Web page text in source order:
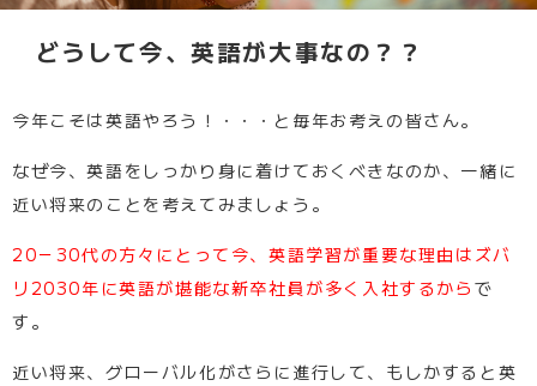
どうして今、英語が大事なの？？
今年こそは英語やろう！・・・と毎年お考えの皆さん。
なぜ今、英語をしっかり身に着けておくべきなのか、一緒に
近い将来のことを考えてみましょう。
20－30代の方々にとって今、英語学習が重要な理由はズバ
リ2030年に英語が堪能な新卒社員が多く入社するから で
す。
近い将来、グローバル化がさらに進行して、もしかすると英